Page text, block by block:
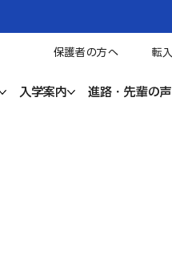
保護者の方へ 転
入学案内 進路・先輩の声